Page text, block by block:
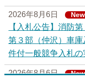
2026年8月6日
【入札公告】消防
第３部（仲沢）車
件付一般競争入札
2026年8月6日